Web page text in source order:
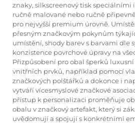
znaky, silkscreenový tisk speciálními
ručně malované nebo ručně
pro nejvyšší premium úrovně.
přesným značkovým pokynům
umístění, shody barev s barvami dle
konzistence povrchové úpravy na
Přizpůsobení proobal šperků
vnitřních prvků, například pomocí
značkových polštářků a dokonce i
vytváří vícesmyslové značkové
přístup k personalizaci proměňuje
obalu v značkový artefakt, který si
uvědomují a spojují s konkrétními